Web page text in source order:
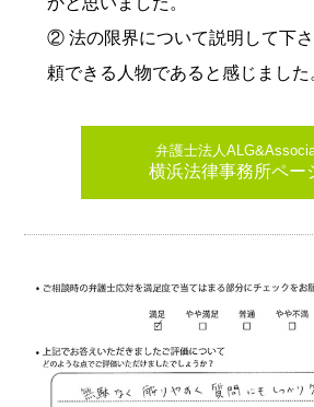
② 法の限界について説明して下
頼できる人物であると感じました
弁護士法人
横浜法律事務所ペー